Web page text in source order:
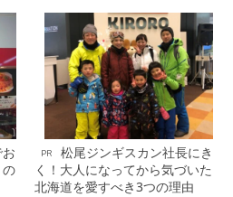
PR
松尾ジンギスカン社長にき
く！大人になってから気づいた
北海道を愛すべき3つの理由